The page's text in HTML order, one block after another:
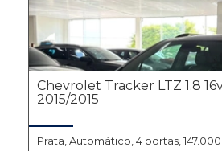
Chevrolet Tracker LTZ 1.8
2015/2015
Prata, Automático, 4 portas, 147.000